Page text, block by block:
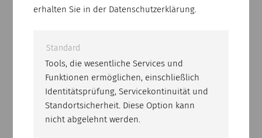
BCDK SOLID
Professional drill bit for reinforced concrete
erhalten Sie in der Datenschutzerklärung.
Standard
Tools, die wesentliche Services und
Funktionen ermöglichen, einschließlich
Identitätsprüfung, Servicekontinuität und
Standortsicherheit. Diese Option kann
nicht abgelehnt werden.